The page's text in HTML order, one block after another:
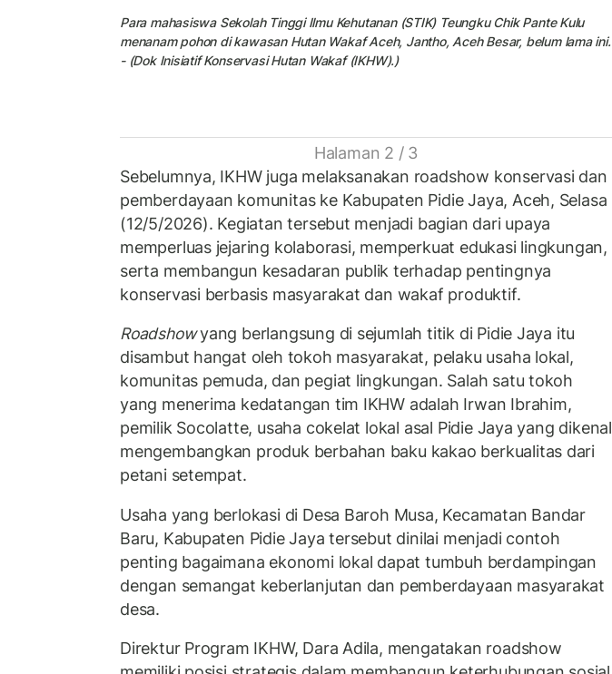
Para mahasiswa Sekolah Tinggi Ilmu Kehutanan (STIK) Teungku Chik Pante Kulu
menanam pohon di kawasan Hutan Wakaf Aceh, Jantho, Aceh Besar, belum lama ini.
- (Dok Inisiatif Konservasi Hutan Wakaf (IKHW).)
Halaman 2 / 3
Sebelumnya, IKHW juga melaksanakan roadshow konservasi dan
pemberdayaan komunitas ke Kabupaten Pidie Jaya, Aceh, Selasa
(12/5/2026). Kegiatan tersebut menjadi bagian dari upaya
memperluas jejaring kolaborasi, memperkuat edukasi lingkungan,
serta membangun kesadaran publik terhadap pentingnya
konservasi berbasis masyarakat dan wakaf produktif.
Roadshowyang berlangsung di sejumlah titik di Pidie Jaya itu
disambut hangat oleh tokoh masyarakat, pelaku usaha lokal,
komunitas pemuda, dan pegiat lingkungan. Salah satu tokoh
yang menerima kedatangan tim IKHW adalah Irwan Ibrahim,
pemilik Socolatte, usaha cokelat lokal asal Pidie Jaya yang dikenal
mengembangkan produk berbahan baku kakao berkualitas dari
petani setempat.
Usaha yang berlokasi di Desa Baroh Musa, Kecamatan Bandar
Baru, Kabupaten Pidie Jaya tersebut dinilai menjadi contoh
penting bagaimana ekonomi lokal dapat tumbuh berdampingan
dengan semangat keberlanjutan dan pemberdayaan masyarakat
desa.
Direktur Program IKHW, Dara Adila, mengatakan roadshow